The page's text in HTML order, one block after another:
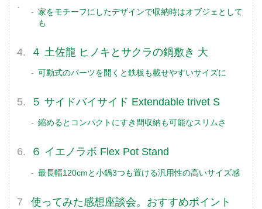
家をモチーフにしたデザインで収納時はオブジェとして
も
４ 土佐龍 ヒノキとサクラの鍋敷き 大
可動式のパーツを開くと鉄板も載せやすいサイズに
５ サイドバイサイド Extendable trivet S
縮めるとコンパクトにすき間収納も可能なスリムさ
６ イエノラボ Flex Pot Stand
最長幅120cmと小鍋3つも置ける汎用性の高いサイズ感
使ってみた感想座談会。おすすめポイント